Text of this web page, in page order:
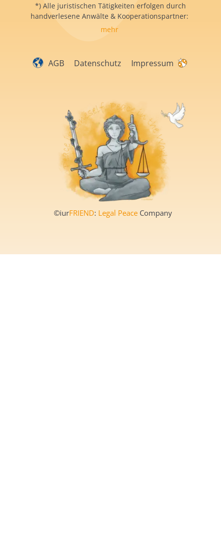
*) Alle juristischen Tätigkeiten erfolgen durch
handverlesene Anwälte & Kooperationspartner:
mehr
AGB Datenschutz Impressum
©iurFRIEND: Legal Peace Company